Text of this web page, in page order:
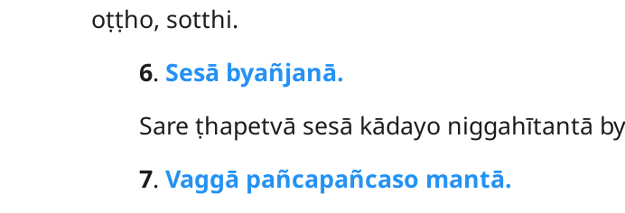
oṭṭho, sotthi.
6. Sesā byañjanā.
Sareṭhapetvā sesā kādayo niggahītantā
7.Vaggā pañcapañcaso mantā.